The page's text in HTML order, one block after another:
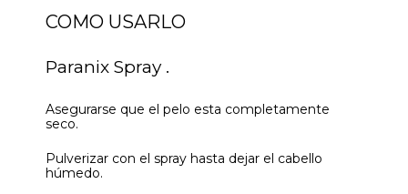
COMO USARLO
Paranix Spray .
Asegurarse que el pelo esta completamente
seco.
Pulverizar con el spray hasta dejar el cabello
húmedo.